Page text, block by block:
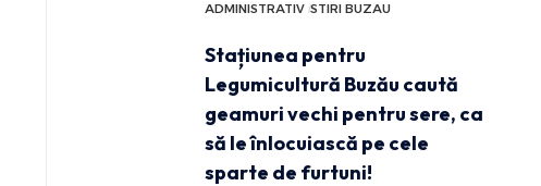
ADMINISTRATIV STIRI BUZAU
Stațiunea pentru
Legumicultură Buzău caută
geamuri vechi pentru sere, ca
să le înlocuiască pe cele
sparte de furtuni!